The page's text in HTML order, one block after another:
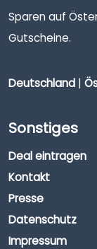
Sparen auf
Gutscheine.
Deutschland |
Sonstiges
Deal eintragen
Kontakt
Presse
Datenschutz
Impressum